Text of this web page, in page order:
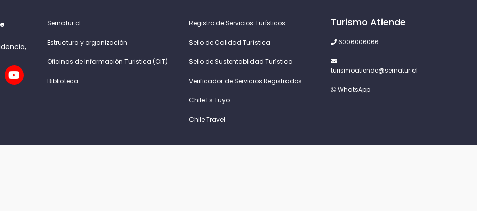
Sernatur.cl
Estructura y organización
Oficinas de Información Turistica (OIT)
Biblioteca
Registro de Servicios Turísticos
Sello de Calidad Turística
Sello de Sustentablidad Turística
Verificador de Servicios Registrados
Chile Es Tuyo
Chile Travel
Turismo Atiende
6006006066
turismoatiende@sernatur.cl
WhatsApp